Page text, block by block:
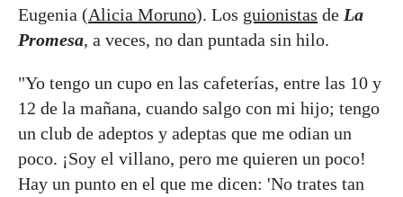
Eugenia (Alicia Moruno). Los guionistas de La
Promesa, a veces, no dan puntada sin hilo.
"Yo tengo un cupo en las cafeterías, entre las 10 y
12 de la mañana, cuando salgo con mi hijo; tengo
un club de adeptos y adeptas que me odian un
poco. ¡Soy el villano, pero me quieren un poco!
Hay un punto en el que me dicen: 'No trates tan